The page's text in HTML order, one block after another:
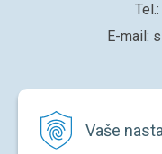
Vaše
Tel.:
E-mail: